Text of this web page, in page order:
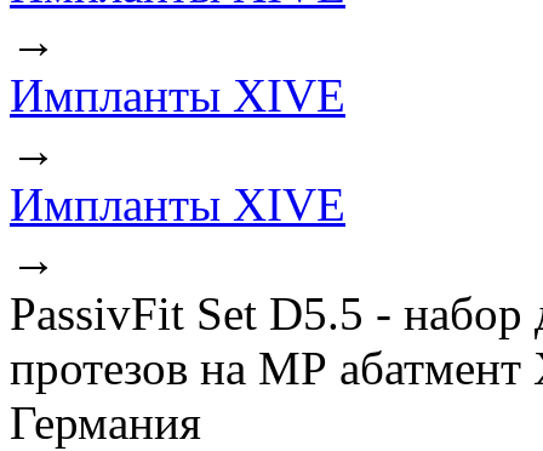
→
Импланты XIVE
→
Импланты XIVE
→
PassivFit Set D5.5 - набор
протезов на МР
Германия